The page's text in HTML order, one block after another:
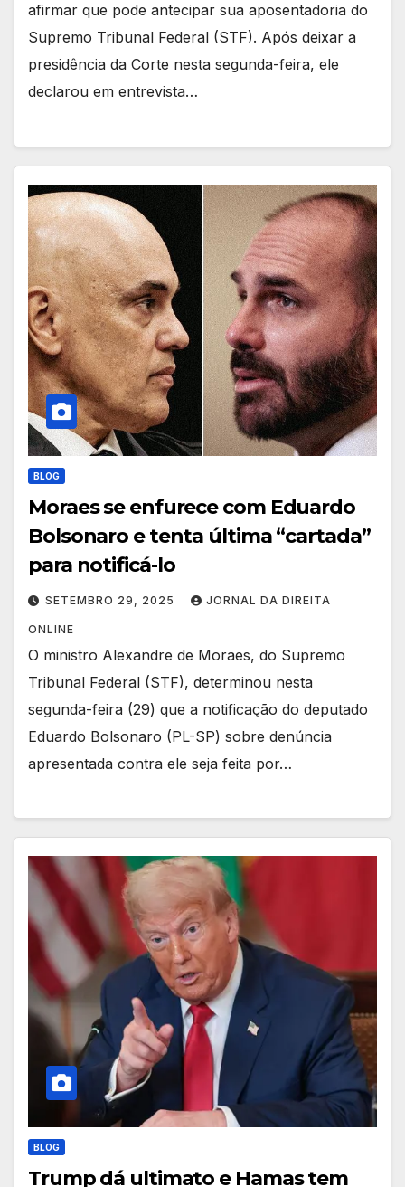
afirmar que pode antecipar sua aposentadoria do
Supremo Tribunal Federal (STF). Após deixar a
presidência da Corte nesta segunda-feira, ele
declarou em entrevista…
BLOG
Moraes se enfurece com Eduardo
Bolsonaro e tenta última “cartada”
para notificá-lo
SETEMBRO 29, 2025 JORNAL DA DIREITA
ONLINE
O ministro Alexandre de Moraes, do Supremo
Tribunal Federal (STF), determinou nesta
segunda-feira (29) que a notificação do deputado
Eduardo Bolsonaro (PL-SP) sobre denúncia
apresentada contra ele seja feita por…
BLOG
Trump dá ultimato e Hamas tem